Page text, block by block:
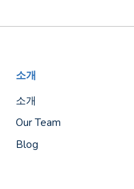
소개
소개
Our Team
Blog